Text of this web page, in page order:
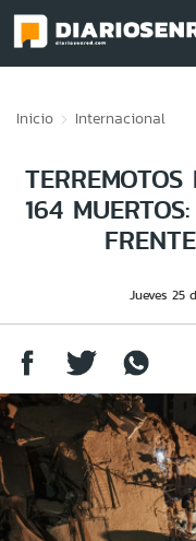
Inicio Internacional
164
Jueves 25